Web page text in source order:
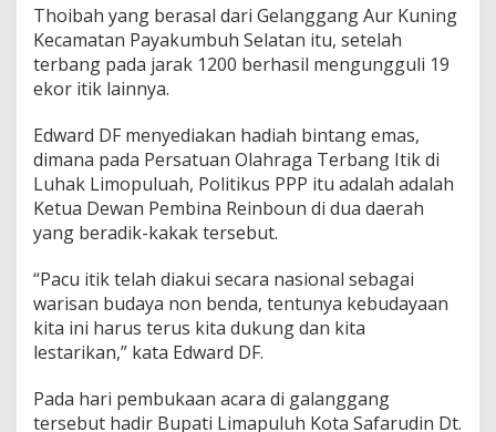
G
e
l
a
g
a
n
g
P
a
n
g
L
e
h
Thoibah yang berasal dari Gelanggang Aur Kuning
Kecamatan Payakumbuh Selatan itu, setelah
terbang pada jarak 1200 berhasil mengungguli 19
ekor itik lainnya.
Edward DF menyediakan hadiah bintang emas,
dimana pada Persatuan Olahraga Terbang Itik di
Luhak Limopuluah, Politikus PPP itu adalah adalah
Ketua Dewan Pembina Reinboun di dua daerah
yang beradik-kakak tersebut.
“Pacu itik telah diakui secara nasional sebagai
warisan budaya non benda, tentunya kebudayaan
kita ini harus terus kita dukung dan kita
lestarikan,” kata Edward DF.
Pada hari pembukaan acara di galanggang
tersebut hadir Bupati Limapuluh Kota Safarudin Dt.